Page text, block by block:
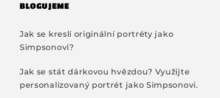
BLOGUJEME
Jak se kreslí originální portréty jako
Simpsonovi?
Jak se stát dárkovou hvězdou? Využijte
personalizovaný portrét jako Simpsonovi.